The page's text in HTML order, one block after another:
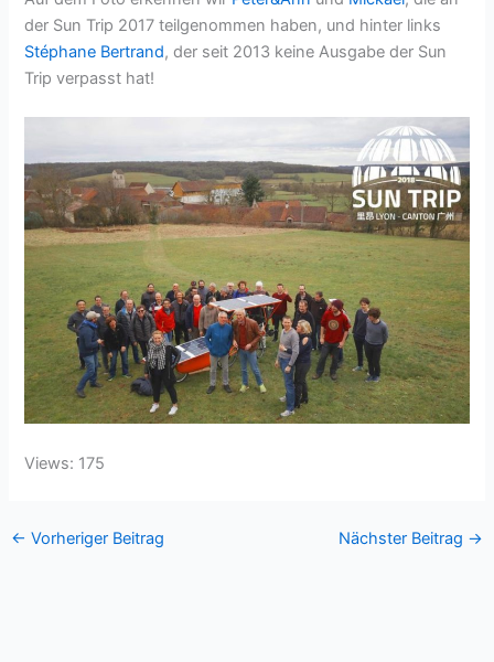
der Sun Trip 2017 teilgenommen haben, und hinter links
Stéphane Bertrand, der seit 2013 keine Ausgabe der Sun
Trip verpasst hat!
Views: 175
← Vorheriger Beitrag Nächster Beitrag →